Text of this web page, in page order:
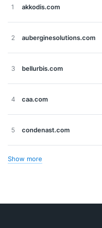
1 akkodis.com
2 auberginesolutions.com
3 bellurbis.com
4 caa.com
5 condenast.com
Show more